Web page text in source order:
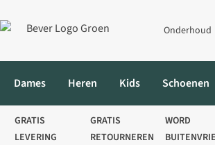
Onderhoud
Dames Heren Kids Schoenen
GRATIS
LEVERING
GRATIS
RETOURNEREN
WORD